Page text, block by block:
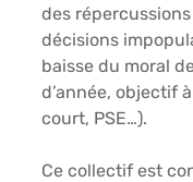
des
décisions
baisse du moral
d’année, objectif
court, PSE…).
Ce collectif est